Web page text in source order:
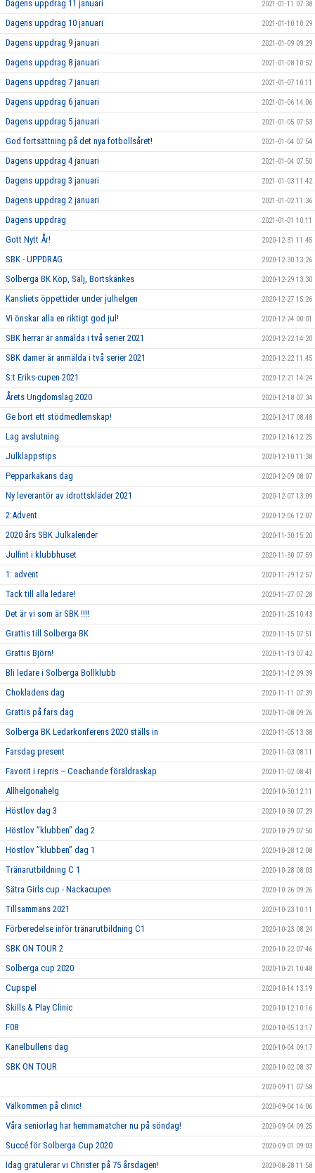
Dagens uppdrag 11 januari 2021-01-11 07:38
Dagens uppdrag 10 januari 2021-01-10 10:29
Dagens uppdrag 9 januari 2021-01-09 09:29
Dagens uppdrag 8 januari 2021-01-08 10:52
Dagens uppdrag 7 januari 2021-01-07 10:11
Dagens uppdrag 6 januari 2021-01-06 14:06
Dagens uppdrag 5 januari 2021-01-05 07:53
God fortsättning på det nya fotbollsåret! 2021-01-04 07:54
Dagens uppdrag 4 januari 2021-01-04 07:50
Dagens uppdrag 3 januari 2021-01-03 11:42
Dagens uppdrag 2 januari 2021-01-02 11:36
Dagens uppdrag 2021-01-01 10:11
Gott Nytt År! 2020-12-31 11:45
SBK - UPPDRAG 2020-12-30 13:26
Solberga BK Köp, Sälj, Bortskänkes 2020-12-29 13:30
Kansliets öppettider under julhelgen 2020-12-27 15:26
Vi önskar alla en riktigt god jul! 2020-12-24 00:01
SBK herrar är anmälda i två serier 2021 2020-12-22 14:20
SBK damer är anmälda i två serier 2021 2020-12-22 11:45
S:t Eriks-cupen 2021 2020-12-21 14:24
Årets Ungdomslag 2020 2020-12-18 07:34
Ge bort ett stödmedlemskap! 2020-12-17 08:48
Lag avslutning 2020-12-16 12:25
Julklappstips 2020-12-10 11:38
Pepparkakans dag 2020-12-09 08:07
Ny leverantör av idrottskläder 2021 2020-12-07 13:09
2:Advent 2020-12-06 12:07
2020 års SBK Julkalender 2020-11-30 15:20
Julfint i klubbhuset 2020-11-30 07:59
1: advent 2020-11-29 12:57
Tack till alla ledare! 2020-11-27 07:28
Det är vi som är SBK !!!! 2020-11-25 10:43
Grattis till Solberga BK 2020-11-15 07:51
Grattis Björn! 2020-11-13 07:42
Bli ledare i Solberga Bollklubb 2020-11-12 09:39
Chokladens dag 2020-11-11 07:39
Grattis på fars dag 2020-11-08 09:26
Solberga BK Ledarkonferens 2020 ställs in 2020-11-05 13:38
Farsdag present 2020-11-03 08:11
Favorit i repris – Coachande föräldraskap 2020-11-02 08:41
Allhelgonahelg 2020-10-30 12:11
Höstlov dag 3 2020-10-30 07:29
Höstlov ”klubben” dag 2 2020-10-29 07:50
Höstlov ”klubben” dag 1 2020-10-28 12:08
Tränarutbildning C 1 2020-10-28 08:03
Sätra Girls cup - Nackacupen 2020-10-26 09:26
Tillsammans 2021 2020-10-23 10:11
Förberedelse inför tränarutbildning C1 2020-10-23 08:24
SBK ON TOUR 2 2020-10-22 07:46
Solberga cup 2020 2020-10-21 10:48
Cupspel 2020-10-14 13:19
Skills & Play Clinic 2020-10-12 10:16
F08 2020-10-05 13:17
Kanelbullens dag 2020-10-04 09:17
SBK ON TOUR 2020-10-02 08:37
2020-09-11 07:58
Välkommen på clinic! 2020-09-04 14:06
Våra seniorlag har hemmamatcher nu på söndag! 2020-09-04 09:25
Succé för Solberga Cup 2020 2020-09-01 09:03
Idag gratulerar vi Christer på 75 årsdagen! 2020-08-28 11:58